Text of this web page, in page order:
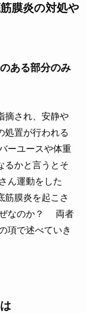
膜炎の対処や
ある部分のみ
摘され、安静や
処置が行われる
ーユースや体重
るかと言うとそ
ん運動をした
筋膜炎を起こさ
ぜなのか？ 両者
項で述べていき